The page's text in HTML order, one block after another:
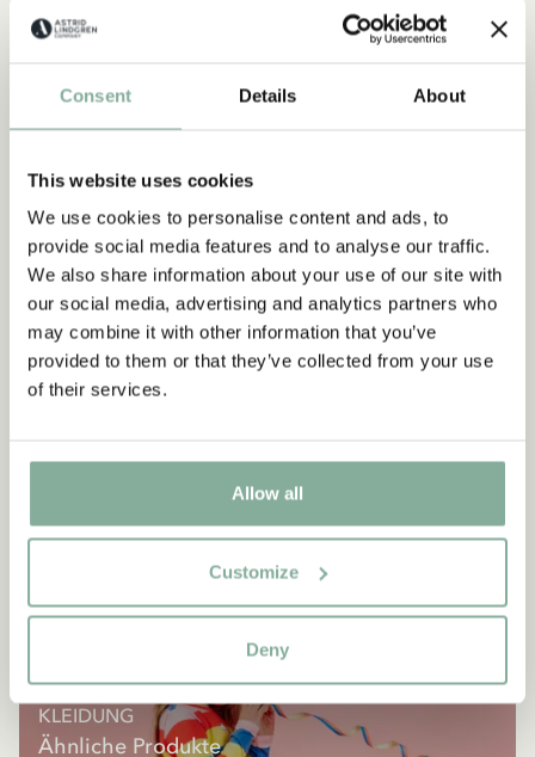
Consent Details About
This website uses cookies
We use cookies to personalise content and ads, to
provide social media features and to analyse our traffic.
We also share information about your use of our site with
our social media, advertising and analytics partners who
may combine it with other information that you’ve
provided to them or that they’ve collected from your use
of their services.
Allow all
Customize
Deny
KINDERKOSTÜME KLEIDER SHIRTS & TOPS
KLEIDUNG
Ähnliche Produkte